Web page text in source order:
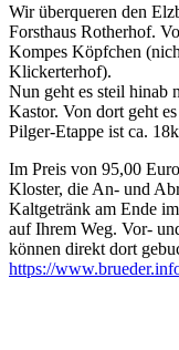
Wir überqueren den
Forsthaus Rotherhof.
Kompes Köpfchen
Klickerterhof).
Nun geht es steil hinab
Kastor. Von dort geht
Pilger-Etappe ist ca.
Im Preis von 95,00
Kloster, die An- und
Kaltgetränk am Ende
auf Ihrem Weg. Vor-
können direkt dort
https://